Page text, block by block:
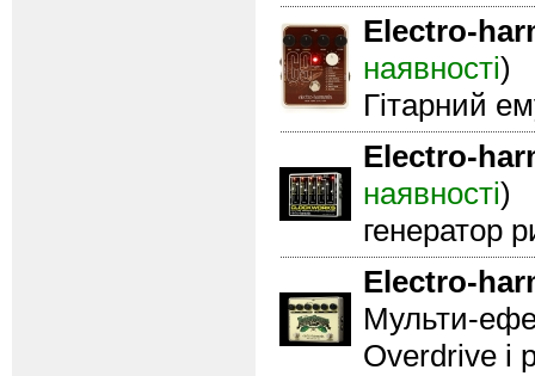
Electro-
наявності)
Гітарний
Electro-
наявності)
генератор
Electro-
Мульти-
Overdrive і